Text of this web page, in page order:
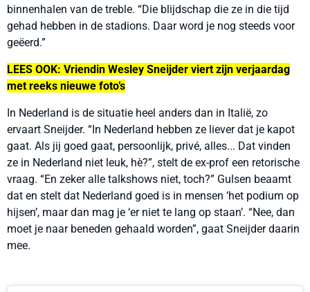
binnenhalen van de treble. “Die blijdschap die ze in die tijd
gehad hebben in de stadions. Daar word je nog steeds voor
geëerd.”
LEES OOK: Vriendin Wesley Sneijder viert zijn verjaardag
met reeks nieuwe foto’s
In Nederland is de situatie heel anders dan in Italië, zo
ervaart Sneijder. “In Nederland hebben ze liever dat je kapot
gaat. Als jij goed gaat, persoonlijk, privé, alles... Dat vinden
ze in Nederland niet leuk, hè?”, stelt de ex-prof een retorische
vraag. “En zeker alle talkshows niet, toch?” Gulsen beaamt
dat en stelt dat Nederland goed is in mensen ‘het podium op
hijsen’, maar dan mag je ‘er niet te lang op staan’. “Nee, dan
moet je naar beneden gehaald worden”, gaat Sneijder daarin
mee.